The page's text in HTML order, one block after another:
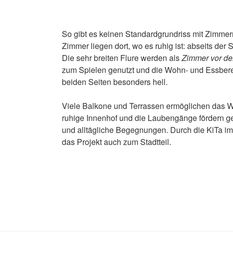
So gibt es keinen Standardgrundriss mit
Zimmer liegen dort, wo es ruhig ist: abseits der
Die sehr breiten Flure werden alsZimmer vor
zum Spielen genutzt und die Wohn- und
beiden Seiten besonders hell.
Viele Balkone und Terrassen ermöglichen das
ruhige Innenhof und die Laubengänge fördern
und alltägliche Begegnungen. Durch die KiTa
das Projekt auch zum Stadtteil.